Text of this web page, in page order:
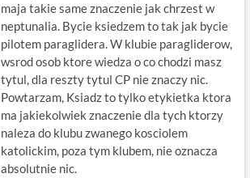
maja takie same znaczenie jak chrzest w
neptunalia. Bycie ksiedzem to tak jak bycie
pilotem paraglidera. W klubie paragliderow,
wsrod osob ktore wiedza o co chodzi masz
tytul, dla reszty tytul CP nie znaczy nic.
Powtarzam, Ksiadz to tylko etykietka ktora
ma jakiekolwiek znaczenie dla tych ktorzy
naleza do klubu zwanego kosciolem
katolickim, poza tym klubem, nie oznacza
absolutnie nic.